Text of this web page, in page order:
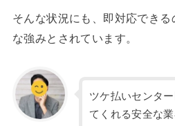
そんな状況にも、即対応でき
な強みとされています。
ツケ払いセンタ
てくれる安全な